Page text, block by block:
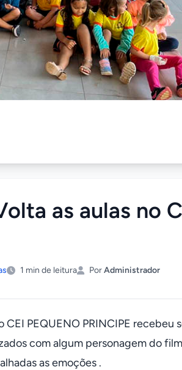
as aulas no
1 min de leitura PorAdministrador
PEQUENO PRINCIPE
com algum personagem do
as emoções .